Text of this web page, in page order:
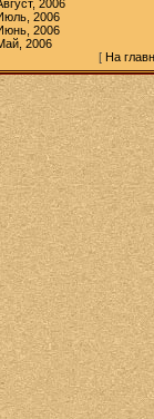
2006
2006
2006
2006
[ На